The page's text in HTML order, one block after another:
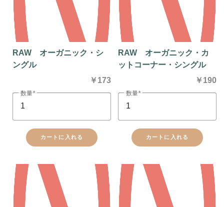
RAW オーガニック・シ
ングル
￥173
数量
カートに入れる
RAW オーガニック・カ
ットコーナー・シングル
￥190
数量
カートに入れる